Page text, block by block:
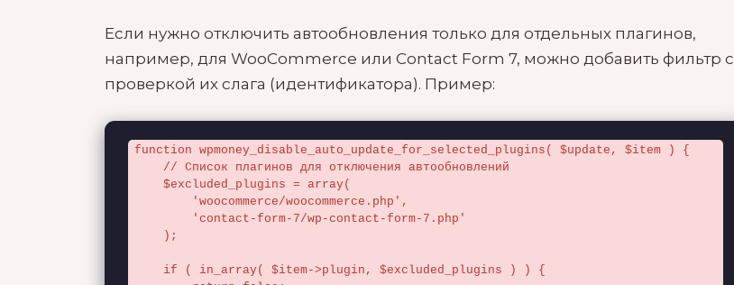
Если нужно отключить автообновления только для отдельных плагинов,
например, для WooCommerce или Contact Form 7, можно добавить фильтр с
проверкой их слага (идентификатора). Пример:
function wpmoney_disable_auto_update_for_selected_plugins( $update, $item ) {